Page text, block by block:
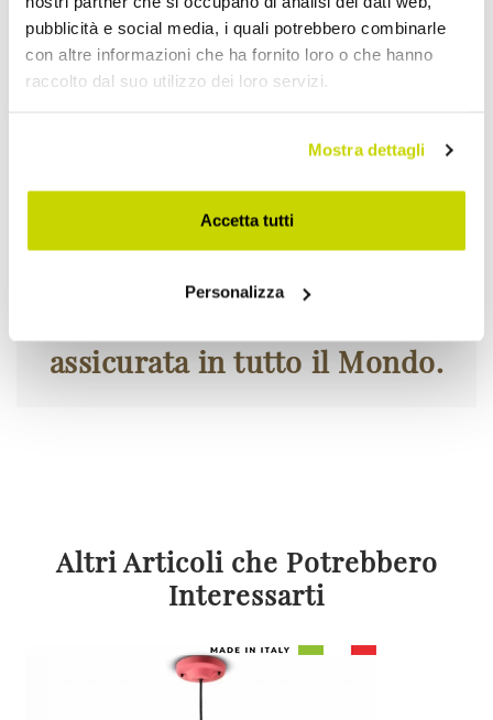
pubblicità e social media, i quali potrebbero combinarle
con altre informazioni che ha fornito loro o che hanno
raccolto dal suo utilizzo dei loro servizi.
Mostra dettagli
Accetta tutti
Personalizza
La tua merce viaggia
assicurata in tutto il Mondo.
Altri Articoli che Potrebbero
Interessarti